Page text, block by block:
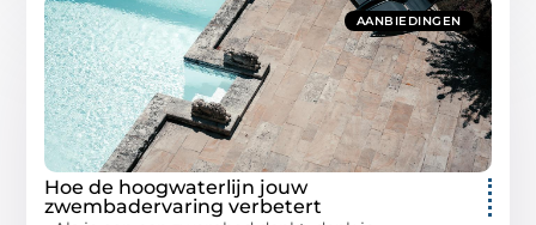
AANBIEDINGEN
Hoe de hoogwaterlijn jouw
zwembadervaring verbetert